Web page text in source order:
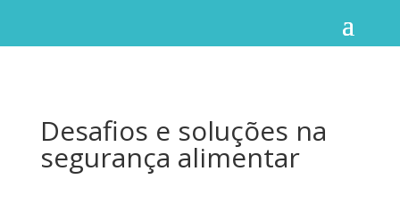
Desafios e soluções na
segurança alimentar